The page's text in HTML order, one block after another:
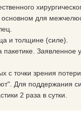
Резиновая тяга
Резиновая тяга
для
и толщине (силе).
Заявленное
с точки зрения
Для поддержания
2 раза в сутки.